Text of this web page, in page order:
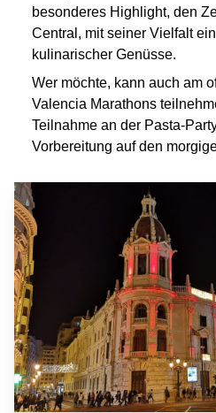
besonderes Highlight, den
Central, mit seiner Vielfalt
kulinarischer Genüsse.
Wer möchte, kann auch am
Valencia Marathons
Teilnahme an der Pasta-
Vorbereitung auf den